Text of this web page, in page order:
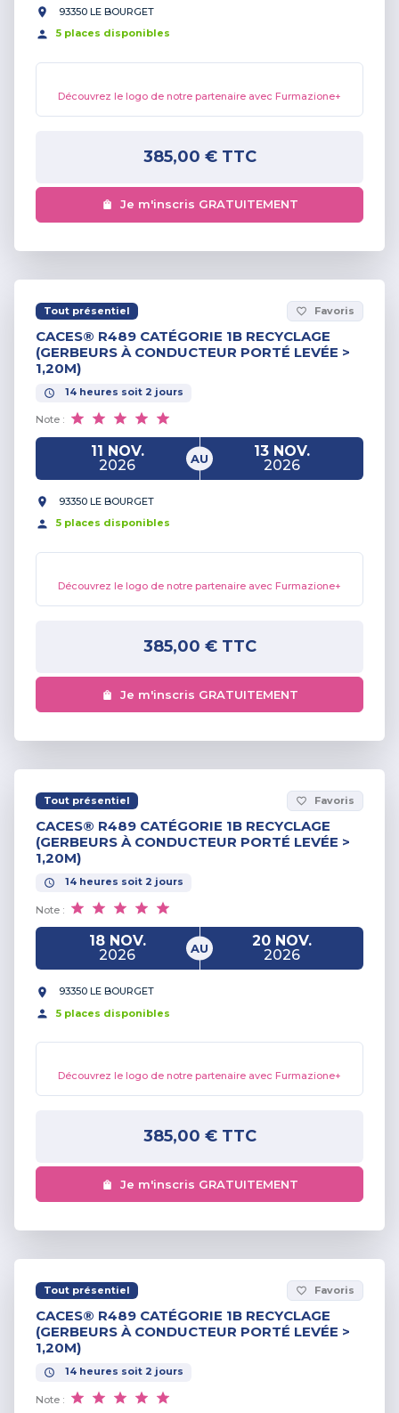
93350 LE BOURGET
5 places disponibles
Découvrez le logo de notre partenaire avec Furmazione+
385,00 €TTC
Je m'inscris GRATUITEMENT
Tout présentiel favorite_border Favoris
CACES® R489 CATÉGORIE 1B RECYCLAGE
(GERBEURS À CONDUCTEUR PORTÉ LEVÉE >
1,20M)
14 heures soit 2 jours
Note :
11 NOV.
2026
AU
13 NOV.
2026
93350 LE BOURGET
5 places disponibles
Découvrez le logo de notre partenaire avec Furmazione+
385,00 €TTC
Je m'inscris GRATUITEMENT
Tout présentiel favorite_border Favoris
CACES® R489 CATÉGORIE 1B RECYCLAGE
(GERBEURS À CONDUCTEUR PORTÉ LEVÉE >
1,20M)
14 heures soit 2 jours
Note :
18 NOV.
2026
AU
20 NOV.
2026
93350 LE BOURGET
5 places disponibles
Découvrez le logo de notre partenaire avec Furmazione+
385,00 €TTC
Je m'inscris GRATUITEMENT
Tout présentiel favorite_border Favoris
CACES® R489 CATÉGORIE 1B RECYCLAGE
(GERBEURS À CONDUCTEUR PORTÉ LEVÉE >
1,20M)
14 heures soit 2 jours
Note :